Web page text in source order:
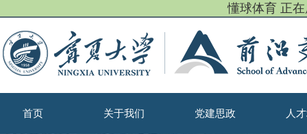
懂球体育 正
首页 关于我们 党建思政 人